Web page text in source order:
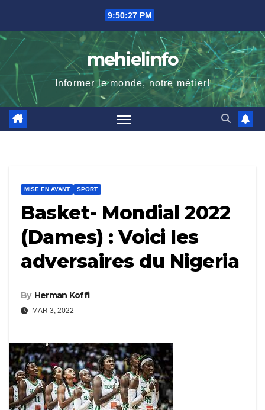
content
9:50:28 PM
mehielinfo
Informer le monde, notre métier!
MISE EN AVANT SPORT
Basket- Mondial 2022
(Dames) : Voici les
adversaires du Nigeria
By Herman Koffi
MAR 3, 2022